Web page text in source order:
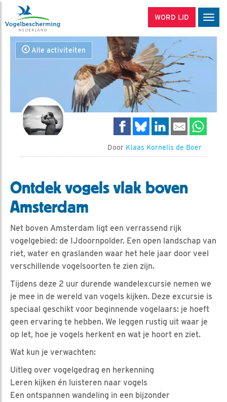
WORD LID
Alle activiteiten
Door Klaas Kornelis de Boer
Ontdek vogels vlak boven
Amsterdam
Net boven Amsterdam ligt een verrassend rijk
vogelgebied: de IJdoornpolder. Een open landschap van
riet, water en graslanden waar het hele jaar door veel
verschillende vogelsoorten te zien zijn.
Tijdens deze 2 uur durende wandelexcursie nemen we
je mee in de wereld van vogels kijken. Deze excursie is
speciaal geschikt voor beginnende vogelaars: je hoeft
geen ervaring te hebben. We leggen rustig uit waar je
op let, hoe je vogels herkent en wat je hoort en ziet.
Wat kun je verwachten:
Uitleg over vogelgedrag en herkenning
Leren kijken én luisteren naar vogels
Een ontspannen wandeling in een bijzonder